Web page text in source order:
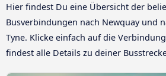
Hier findest Du eine Übersicht der
Busverbindungen nach Newquay und
Tyne. Klicke einfach auf die
findest alle Details zu deiner